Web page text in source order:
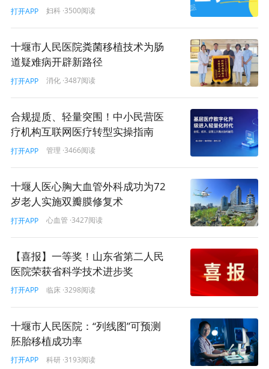
打开APP 妇科 ·3500阅读
十堰市人民医院粪菌移植技术为肠
道疑难病开辟新路径
打开APP 消化 ·3487阅读
合规提质、轻量突围！中小民营医
疗机构互联网医疗转型实操指南
打开APP 管理 ·3466阅读
十堰人医心胸大血管外科成功为72
岁老人实施双瓣膜修复术
打开APP 心血管 ·3427阅读
【喜报】一等奖！山东省第二人民
医院荣获省科学技术进步奖
打开APP 临床 ·3298阅读
十堰市人民医院：“列线图”可预测
胚胎移植成功率
打开APP 科研 ·3193阅读